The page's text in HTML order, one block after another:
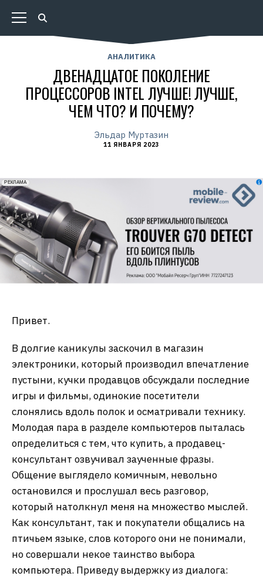
АНАЛИТИКА
ДВЕНАДЦАТОЕ ПОКОЛЕНИЕ
ПРОЦЕССОРОВ INTEL ЛУЧШЕ! ЛУЧШЕ,
ЧЕМ ЧТО? И ПОЧЕМУ?
Эльдар Муртазин
11 ЯНВАРЯ 2023
erid: 2VfnxxmNzs5
РЕКЛАМА
Привет.
В долгие каникулы заскочил в магазин
электроники, который производил впечатление
пустыни, кучки продавцов обсуждали последние
игры и фильмы, одинокие посетители
слонялись вдоль полок и осматривали технику.
Молодая пара в разделе компьютеров пыталась
определиться с тем, что купить, а продавец-
консультант озвучивал заученные фразы.
Общение выглядело комичным, невольно
остановился и прослушал весь разговор,
который натолкнул меня на множество мыслей.
Как консультант, так и покупатели общались на
птичьем языке, слов которого они не понимали,
но совершали некое таинство выбора
компьютера. Приведу выдержку из диалога: